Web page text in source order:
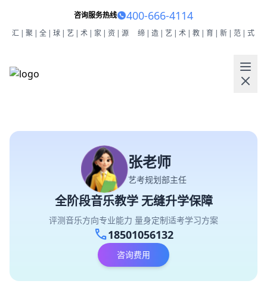
咨询服务热线 400-666-4114
汇|聚|全|球|艺|术|家|资|源 缔|造|艺|术|教|育|新|范|式
张老师
艺考规划部主任
全阶段音乐教学 无缝升学保障
评测音乐方向专业能力 量身定制适考学习方案
call18501056132
咨询费用